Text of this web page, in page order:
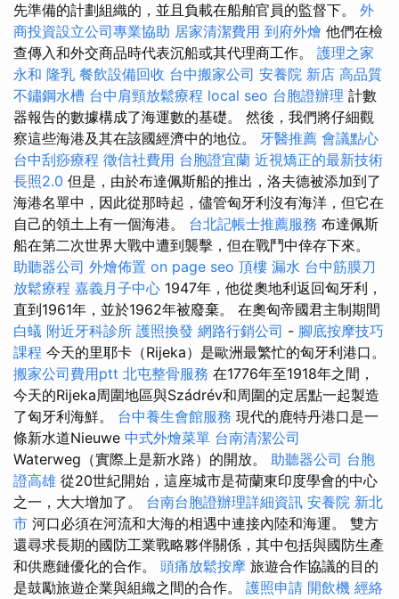
先準備的計劃組織的，並且負載在船舶官員的監督下。 外
商投資設立公司專業協助 居家清潔費用 到府外燴 他們在檢
查傳入和外交商品時代表沉船或其代理商工作。 護理之家
永和 隆乳 餐飲設備回收 台中搬家公司 安養院 新店 高品質
不鏽鋼水槽 台中肩頸放鬆療程 local seo 台胞證辦理 計數
器報告的數據構成了海運數的基礎。 然後，我們將仔細觀
察這些海港及其在該國經濟中的地位。 牙醫推薦 會議點心
台中刮痧療程 徵信社費用 台胞證宜蘭 近視矯正的最新技術
長照2.0 但是，由於布達佩斯船的推出，洛夫德被添加到了
海港名單中，因此從那時起，儘管匈牙利沒有海洋，但它在
自己的領土上有一個海港。 台北記帳士推薦服務 布達佩斯
船在第二次世界大戰中遭到襲擊，但在戰鬥中倖存下來。
助聽器公司 外燴佈置 on page seo 頂樓 漏水 台中筋膜刀
放鬆療程 嘉義月子中心 1947年，他從奧地利返回匈牙利，
直到1961年，並於1962年被廢棄。 在奧匈帝國君主制期間
白蟻 附近牙科診所 護照換發 網路行銷公司 - 腳底按摩技巧
課程 今天的里耶卡（Rijeka）是歐洲最繁忙的匈牙利港口。
搬家公司費用ptt 北屯整骨服務 在1776年至1918年之間，
今天的Rijeka周圍地區與Szádrév和周圍的定居點一起製造
了匈牙利海鮮。 台中養生會館服務 現代的鹿特丹港口是一
條新水道Nieuwe 中式外燴菜單 台南清潔公司
Waterweg（實際上是新水路）的開放。 助聽器公司 台胞
證高雄 從20世紀開始，這座城市是荷蘭東印度學會的中心
之一，大大增加了。 台南台胞證辦理詳細資訊 安養院 新北
市 河口必須在河流和大海的相遇中連接內陸和海運。 雙方
還尋求長期的國防工業戰略夥伴關係，其中包括與國防生產
和供應鏈優化的合作。 頭痛放鬆按摩 旅遊合作協議的目的
是鼓勵旅遊企業與組織之間的合作。 護照申請 開飲機 經絡